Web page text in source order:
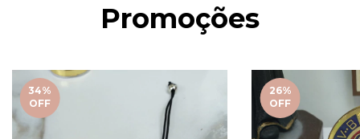
Promoções
34%
OFF
26%
OFF